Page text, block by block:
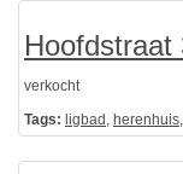
Hoofdstraat
verkocht
Tags: ligbad , herenhuis,